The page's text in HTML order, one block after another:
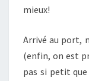
mieux!
Arrivé au port,
(enfin, on est
pas si petit